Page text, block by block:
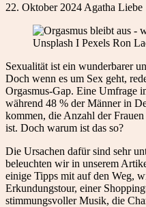
22. Oktober 2024 Agatha Liebe
Unsplash I Pexels Ron
Sexualität ist ein wunderbarer
Doch wenn es um Sex geht,
Orgasmus-Gap. Eine Umfrage
während 48 % der Männer in
kommen, die Anzahl der
ist. Doch warum ist das so?
Die Ursachen dafür sind sehr
beleuchten wir in unserem
einige Tipps mit auf den Weg,
Erkundungstour, einer
stimmungsvoller Musik, die